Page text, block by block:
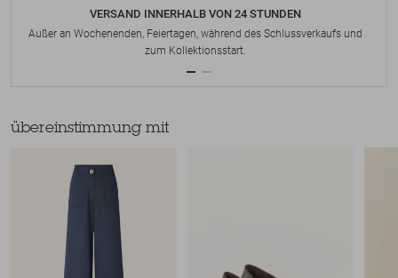
VERSAND INNERHALB VON 24 STUNDEN
Außer an Wochenenden, Feiertagen, während des Schlussverkaufs und
zum Kollektionsstart.
übereinstimmung mit